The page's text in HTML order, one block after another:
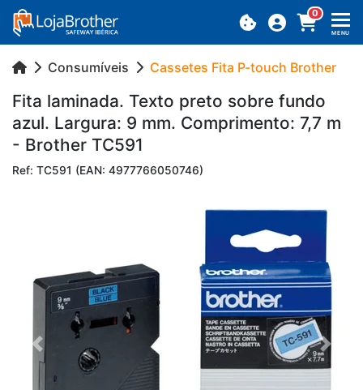
0
MENU
Consumíveis Cassetes Fita P-touch Brother
Fita la­mi­nada. Texto preto sobre fundo
azul. Lar­gura: 9 mm. Com­pri­mento: 7,7 m
- Brother TC591
Ref: TC591 (EAN: 4977766050746)
Previous Next